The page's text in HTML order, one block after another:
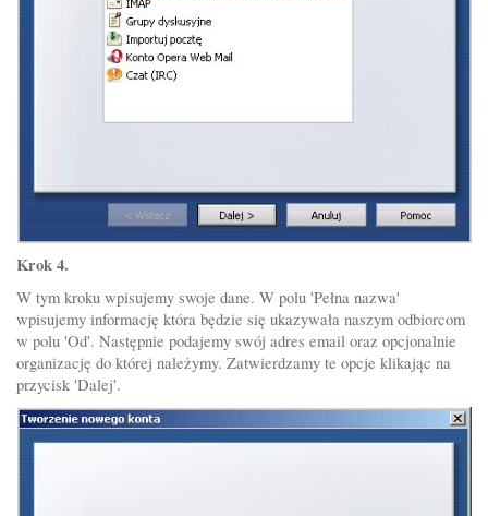
Krok 4.
W tym kroku wpisujemy swoje dane. W polu 'Pełna nazwa'
wpisujemy informację która będzie się ukazywała naszym odbiorcom
w polu 'Od'. Następnie podajemy swój adres email oraz opcjonalnie
organizację do której należymy. Zatwierdzamy te opcje klikając na
przycisk 'Dalej'.